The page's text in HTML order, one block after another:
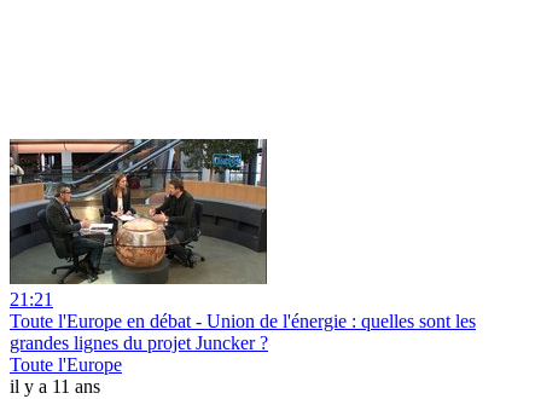
21:21
Toute l'Europe en débat - Union de l'énergie : quelles sont les
grandes lignes du projet Juncker ?
Toute l'Europe
il y a 11 ans